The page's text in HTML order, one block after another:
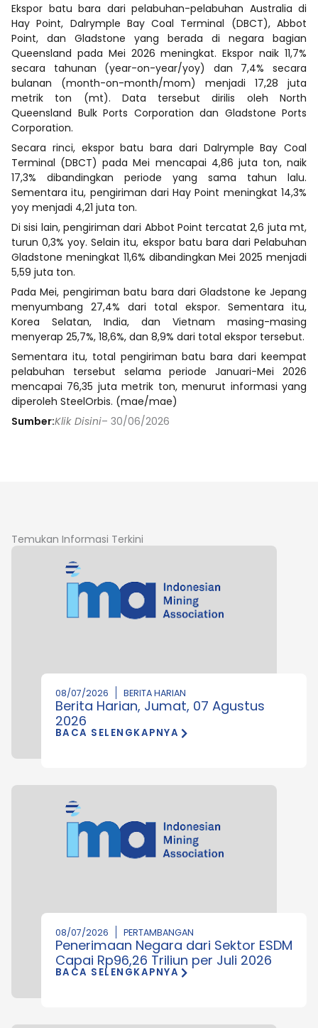
Ekspor batu bara dari pelabuhan-pelabuhan Australia di
Hay Point, Dalrymple Bay Coal Terminal (DBCT), Abbot
Point, dan Gladstone yang berada di negara bagian
Queensland pada Mei 2026 meningkat. Ekspor naik 11,7%
secara tahunan (year-on-year/yoy) dan 7,4% secara
bulanan (month-on-month/mom) menjadi 17,28 juta
metrik ton (mt). Data tersebut dirilis oleh North
Queensland Bulk Ports Corporation dan Gladstone Ports
Corporation.
Secara rinci, ekspor batu bara dari Dalrymple Bay Coal
Terminal (DBCT) pada Mei mencapai 4,86 juta ton, naik
17,3% dibandingkan periode yang sama tahun lalu.
Sementara itu, pengiriman dari Hay Point meningkat 14,3%
yoy menjadi 4,21 juta ton.
Di sisi lain, pengiriman dari Abbot Point tercatat 2,6 juta mt,
turun 0,3% yoy. Selain itu, ekspor batu bara dari Pelabuhan
Gladstone meningkat 11,6% dibandingkan Mei 2025 menjadi
5,59 juta ton.
Pada Mei, pengiriman batu bara dari Gladstone ke Jepang
menyumbang 27,4% dari total ekspor. Sementara itu,
Korea Selatan, India, dan Vietnam masing-masing
menyerap 25,7%, 18,6%, dan 8,9% dari total ekspor tersebut.
Sementara itu, total pengiriman batu bara dari keempat
pelabuhan tersebut selama periode Januari-Mei 2026
mencapai 76,35 juta metrik ton, menurut informasi yang
diperoleh SteelOrbis. (mae/mae)
Sumber:Klik Disini– 30/06/2026
Temukan Informasi Terkini
08/07/2026 BERITA HARIAN
Berita Harian, Jumat, 07 Agustus
2026
BACA SELENGKAPNYA
08/07/2026 PERTAMBANGAN
Penerimaan Negara dari Sektor ESDM
Capai Rp96,26 Triliun per Juli 2026
BACA SELENGKAPNYA